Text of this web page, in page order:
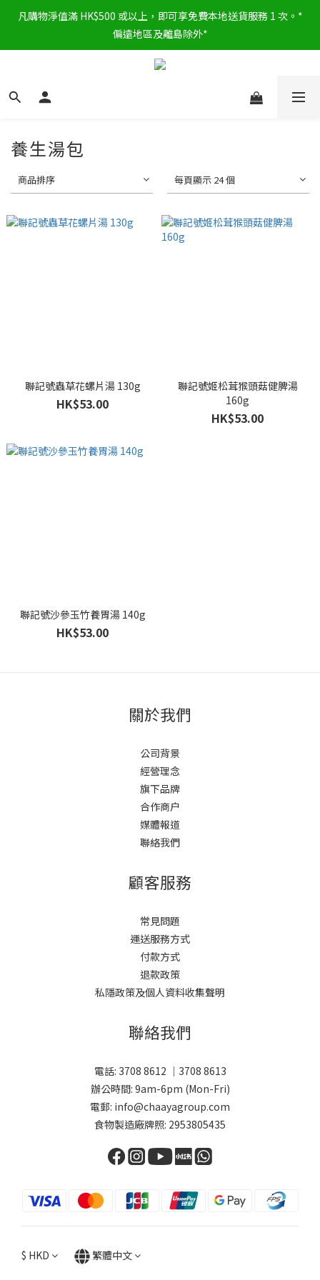
凡購物淨值滿 HK$500 或以上，即可享免費本地送貨服務 1 次。*
偏遠地區及離島除外*
養生湯包
商品排序 每頁顯示 24 個
聯記號蟲草花螺片湯 130g
HK$53.00
聯記號姬松茸猴頭菇健脾湯
160g
HK$53.00
聯記號沙參玉竹養胃湯 140g
HK$53.00
關於我們
公司背景
經營理念
旗下品牌
合作商户
媒體報道
聯絡我們
顧客服務
常見問題
運送服務方式
付款方式
退款政策
私隱政策及個人資料收集聲明
聯絡我們
電話: 3708 8612 ｜3708 8613
辦公時間: 9am-6pm (Mon-Fri)
電郵: info@chaayagroup.com
食物製造廠牌照: 2953805435
$ HKD 繁體中文